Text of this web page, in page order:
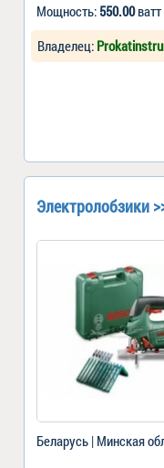
Мощность: 550.00ватт
Владелец:
Электролобзики
Беларусь | Минская